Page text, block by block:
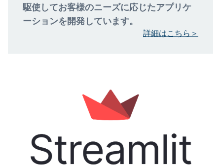
駆使してお客様のニーズに応じたアプリケ
ーションを開発しています。
詳細はこちら＞